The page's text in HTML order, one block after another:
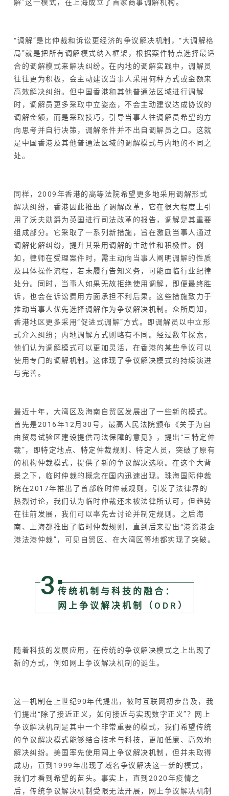
解”这一模式，在上海成立了首家商事调解机构。
“调解”是比仲裁和诉讼更经济的争议解决机制，“大调解格
局”就是把所有调解模式纳入框架，根据案件特点选择最适
合的调解模式来解决纠纷。在内地的调解实践中，调解员
往往更为积极，会主动建议当事人采用何种方式或金额来
高效解决纠纷。但中国香港和其他普通法区域进行调解
时，调解员更多采取中立姿态，不会主动建议达成协议的
调解金额，而是采取技巧，引导当事人往调解员希望的方
向思考并自行决策，调解条件并不出自调解员之口。这就
是中国香港及其他普通法区域的调解模式与内地的不同之
处。
同样，2009年香港的高等法院希望更多地采用调解形式
解决纠纷，香港因此推出了调解改革，它在很大程度上引
用了沃夫勋爵为英国进行司法改革的报告，调解是其重要
组成部分。它采取了一系列新措施，旨在激励当事人通过
调解化解纠纷，提升其采用调解的主动性和积极性。例
如，律师在受理案件时，需主动向当事人阐明调解的性质
及具体操作流程，若未履行告知义务，可能面临行业纪律
处分。同时，当事人如果无故拒绝使用调解，即便最终胜
诉，也会在诉讼费用方面承担不利后果。这些措施致力于
推动当事人优先选择调解作为争议解决机制。众所周知，
香港地区更多采用“促进式调解”方式。即调解员以中立形
式介入纠纷；内地调解方式则略有不同。经过数年探索，
他们认为调解模式可以更加灵活，在香港的某些争议可以
使用专门的调解机制。这体现了争议解决模式的持续演进
与完善。
最近十年，大湾区及海南自贸区发展出了一些新的模式。
首先是2016年12月30号，最高人民法院颁布《关于为自
由贸易试验区建设提供司法保障的意见》，提出“三特定仲
裁”，即特定地点、特定仲裁规则、特定人员，突破了原有
的机构仲裁模式，提供了新的争议解决选项。在这个大背
景之下，临时仲裁的概念在国内迅速出现。珠海国际仲裁
院在2017年推出了首部临时仲裁规则，引发了法律界的
热烈讨论，我们认为临时仲裁还未被法律所认可，但趋势
在往前发展，我们可以率先去讨论并制定规则。之后海
南、上海都推出了临时仲裁规则，直到后来提出“港资港企
港法港仲裁”，可见自贸区、在大湾区等地都实现了突破。
3 传统机制与科技的融合：
网上争议解决机制（ODR）
随着科技的发展应用，在传统的争议解决模式之上出现了
新的方式，例如网上争议解决机制的诞生。
这一机制在上世纪90年代提出，彼时互联网初步普及，我
们提出“除了接近正义，如何接近与实现数字正义”？网上
争议解决机制是其中一个非常重要的模式，我们希望传统
的争议解决模式能够结合技术与科技，更加低廉、高效地
解决纠纷。美国率先使用网上争议解决机制，但并未取得
成功，直到1999年出现了域名争议解决这一新的模式，
我们才看到希望的苗头。事实上，直到2020年疫情之
后，传统争议解决机制受限无法开展，网上争议解决机制